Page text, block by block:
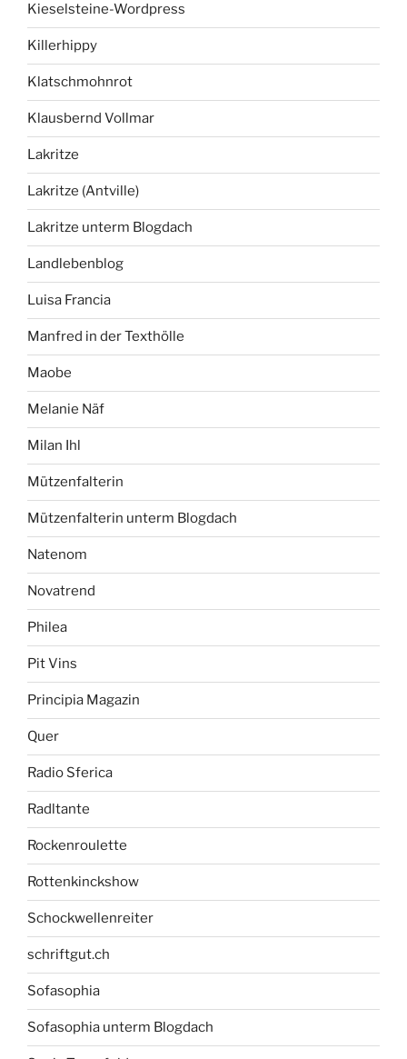
Kieselsteine-Wordpress
Killerhippy
Klatschmohnrot
Klausbernd Vollmar
Lakritze
Lakritze (Antville)
Lakritze unterm Blogdach
Landlebenblog
Luisa Francia
Manfred in der Texthölle
Maobe
Melanie Näf
Milan Ihl
Mützenfalterin
Mützenfalterin unterm Blogdach
Natenom
Novatrend
Philea
Pit Vins
Principia Magazin
Quer
Radio Sferica
Radltante
Rockenroulette
Rottenkinckshow
Schockwellenreiter
schriftgut.ch
Sofasophia
Sofasophia unterm Blogdach